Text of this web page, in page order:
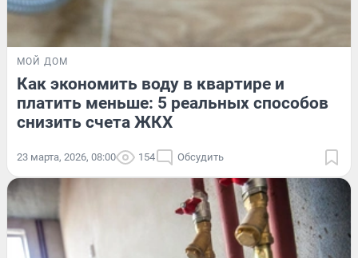
МОЙ ДОМ
Как экономить воду в квартире и
платить меньше: 5 реальных способов
снизить счета ЖКХ
23 марта, 2026, 08:00 154 Обсудить